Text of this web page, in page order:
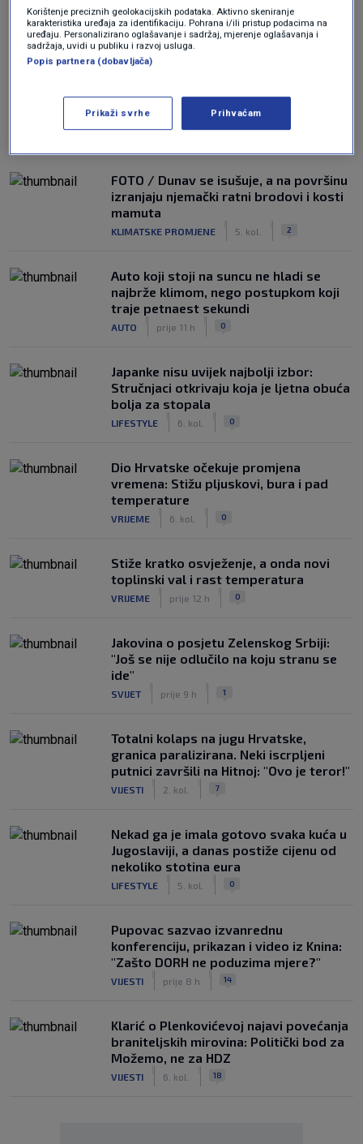
Oglas
NAJČITANIJE
FOTO / Dunav se isušuje, a na površinu
izranjaju njemački ratni brodovi i kosti
mamuta
KLIMATSKE PROMJENE 5. kol. 2
Auto koji stoji na suncu ne hladi se
najbrže klimom, nego postupkom koji
traje petnaest sekundi
AUTO prije 11 h 0
Japanke nisu uvijek najbolji izbor:
Stručnjaci otkrivaju koja je ljetna obuća
bolja za stopala
LIFESTYLE 6. kol. 0
Dio Hrvatske očekuje promjena
vremena: Stižu pljuskovi, bura i pad
temperature
VRIJEME 6. kol. 0
Stiže kratko osvježenje, a onda novi
toplinski val i rast temperatura
VRIJEME prije 12 h 0
Jakovina o posjetu Zelenskog Srbiji:
"Još se nije odlučilo na koju stranu se
ide"
SVIJET prije 9 h 1
Totalni kolaps na jugu Hrvatske,
granica paralizirana. Neki iscrpljeni
putnici završili na Hitnoj: "Ovo je teror!"
VIJESTI 2. kol. 7
Nekad ga je imala gotovo svaka kuća u
Jugoslaviji, a danas postiže cijenu od
nekoliko stotina eura
LIFESTYLE 5. kol. 0
Pupovac sazvao izvanrednu
konferenciju, prikazan i video iz Knina:
"Zašto DORH ne poduzima mjere?"
VIJESTI prije 8 h 14
Klarić o Plenkovićevoj najavi povećanja
braniteljskih mirovina: Politički bod za
Možemo, ne za HDZ
VIJESTI 6. kol. 18
Korištenje preciznih geolokacijskih podataka. Aktivno skeniranje
karakteristika uređaja za identifikaciju. Pohrana i/ili pristup podacima na
uređaju. Personalizirano oglašavanje i sadržaj, mjerenje oglašavanja i
sadržaja, uvidi u publiku i razvoj usluga.
Popis partnera (dobavljača)
Prikaži svrhe Prihvaćam